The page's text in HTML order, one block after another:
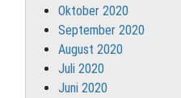
Oktober 2020
September 2020
August 2020
Juli 2020
Juni 2020